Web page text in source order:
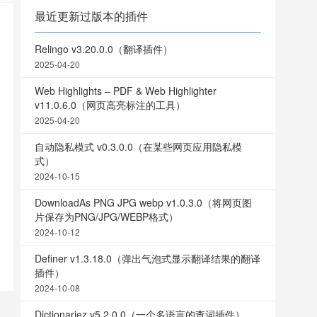
最近更新过版本的插件
Relingo v3.20.0.0（翻译插件）
2025-04-20
Web Highlights – PDF & Web Highlighter
v11.0.6.0（网页高亮标注的工具）
2025-04-20
自动隐私模式 v0.3.0.0（在某些网页应用隐私模
式）
2024-10-15
DownloadAs PNG JPG webp v1.0.3.0（将网页图
片保存为PNG/JPG/WEBP格式）
2024-10-12
Definer v1.3.18.0（弹出气泡式显示翻译结果的翻译
插件）
2024-10-08
Dictionariez v5.2.0.0（一个多语言的查词插件）